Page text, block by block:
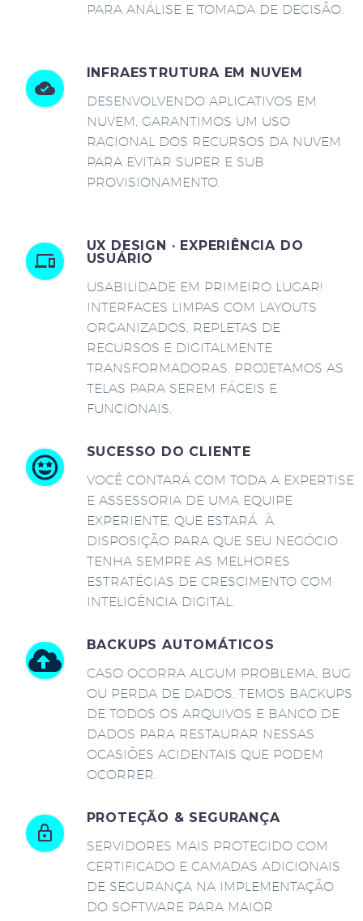
PARA ANÁLISE E TOMADA DE DECISÃO.
INFRAESTRUTURA EM NUVEM
DESENVOLVENDO APLICATIVOS EM
NUVEM, GARANTIMOS UM USO
RACIONAL DOS RECURSOS DA NUVEM
PARA EVITAR SUPER E SUB
PROVISIONAMENTO.
UX DESIGN · EXPERIÊNCIA DO
USUÁRIO
USABILIDADE EM PRIMEIRO LUGAR!
INTERFACES LIMPAS COM LAYOUTS
ORGANIZADOS, REPLETAS DE
RECURSOS E DIGITALMENTE
TRANSFORMADORAS. PROJETAMOS AS
TELAS PARA SEREM FÁCEIS E
FUNCIONAIS.
SUCESSO DO CLIENTE
VOCÊ CONTARÁ COM TODA A EXPERTISE
E ASSESSORIA DE UMA EQUIPE
EXPERIENTE, QUE ESTARÁ À
DISPOSIÇÃO PARA QUE SEU NEGÓCIO
TENHA SEMPRE AS MELHORES
ESTRATÉGIAS DE CRESCIMENTO COM
INTELIGÊNCIA DIGITAL.
BACKUPS AUTOMÁTICOS
CASO OCORRA ALGUM PROBLEMA, BUG
OU PERDA DE DADOS, TEMOS BACKUPS
DE TODOS OS ARQUIVOS E BANCO DE
DADOS PARA RESTAURAR NESSAS
OCASIÕES ACIDENTAIS QUE PODEM
OCORRER.
PROTEÇÃO & SEGURANÇA
SERVIDORES MAIS PROTEGIDO COM
CERTIFICADO E CAMADAS ADICIONAIS
DE SEGURANÇA NA IMPLEMENTAÇÃO
DO SOFTWARE PARA MAIOR